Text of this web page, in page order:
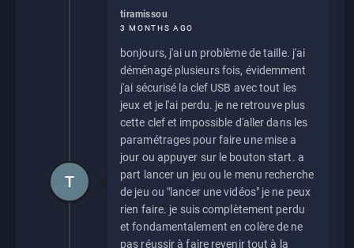
tiramissou
3 MONTHS AGO
bonjours, j'ai un problème de taille. j'ai
déménagé plusieurs fois, évidemment
j'ai sécurisé la clef USB avec tout les
jeux et je l'ai perdu. je ne retrouve plus
cette clef et impossible d'aller dans les
paramétrages pour faire une mise a
jour ou appuyer sur le bouton start. a
part lancer un jeu ou le menu recherche
de jeu ou "lancer une vidéos" je ne peux
rien faire. je suis complètement perdu
et fondamentalement en colère de ne
pas réussir à faire revenir tout à la
T